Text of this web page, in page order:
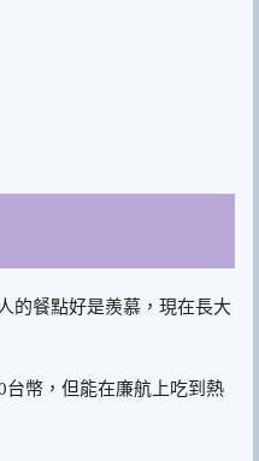
的餐點好是羨慕，現在長大
台幣，但能在廉航上吃到熱